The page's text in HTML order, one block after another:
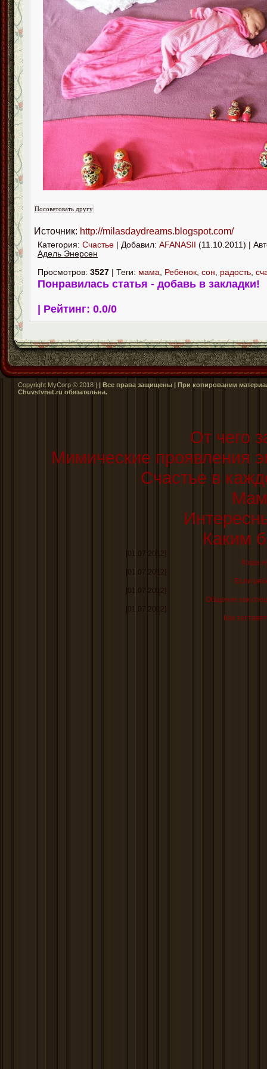
Источник: http://milasdaydreams.blogspot.com/
Категория: Счастье | Добавил: AFANASII
(11.10.2011) |
Адель Энерсен
Просмотров: 3527 | Теги: мама, Ребенок, сон, радость,
Понравилась статья - добавь в закладки!
| Рейтинг: 0.0/0
Copyright MyCorp © 2018 | | Все права защищены | При копировании
Сhuvstvnet.ru обязательна.
От чего
Мимические проявления
Счастье в
Каким
[01.07.2012]
Когда
[01.07.2012]
Если
[01.07.2012]
Общение как
[01.07.2012]
Как